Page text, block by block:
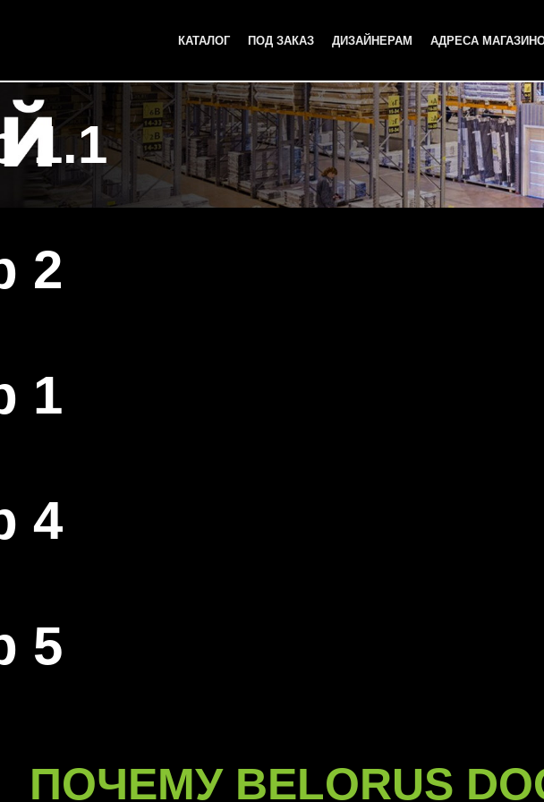
КАТАЛОГ ПОД ЗАКАЗ ДИЗАЙНЕРАМ АДРЕСА
1.1
2
1
4
5
ПОЧЕМУ BELORUS